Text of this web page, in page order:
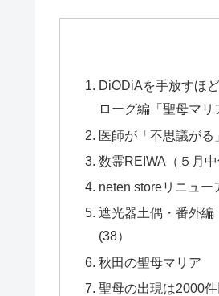
DiODiAを手放すほ
ローグ編「聖母マリ
医師が「不思議が
数霊REIWA（５月中
neten storeリニュー
遮光器土偶・番外
(38）
秋田の聖母マリア
聖母の出現は2000